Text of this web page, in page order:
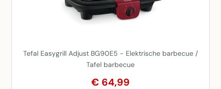
Tefal Easygrill Adjust BG90E5 - Elektrische barbecue /
Tafel barbecue
€ 64,99